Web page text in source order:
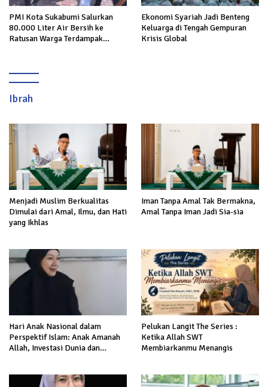
PMI Kota Sukabumi Salurkan
80.000 Liter Air Bersih ke
Ratusan Warga Terdampak
Ekonomi Syariah Jadi Benteng
Keluarga di Tengah Gempuran
Krisis Global
Ibrah
Menjadi Muslim Berkualitas
Dimulai dari Amal, Ilmu, dan Hati
yang Ikhlas
Iman Tanpa Amal Tak Bermakna,
Amal Tanpa Iman Jadi Sia-sia
Hari Anak Nasional dalam
Perspektif Islam: Anak Amanah
Allah, Investasi Dunia dan
Pelukan Langit The Series :
Ketika Allah SWT
Membiarkanmu Menangis